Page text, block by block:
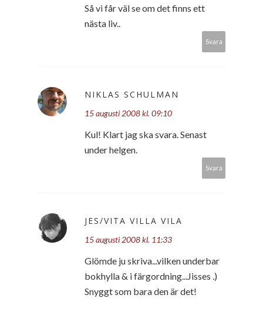
Så vi får väl se om det finns ett
nästa liv..
Svara
NIKLAS SCHULMAN
15 augusti 2008 kl. 09:10
Kul! Klart jag ska svara. Senast
under helgen.
Svara
JES/VITA VILLA VILA
15 augusti 2008 kl. 11:33
Glömde ju skriva...vilken underbar
bokhylla & i färgordning...Jisses .)
Snyggt som bara den är det!